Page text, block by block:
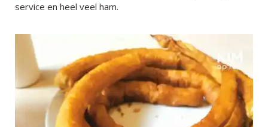
service en heel veel ham.